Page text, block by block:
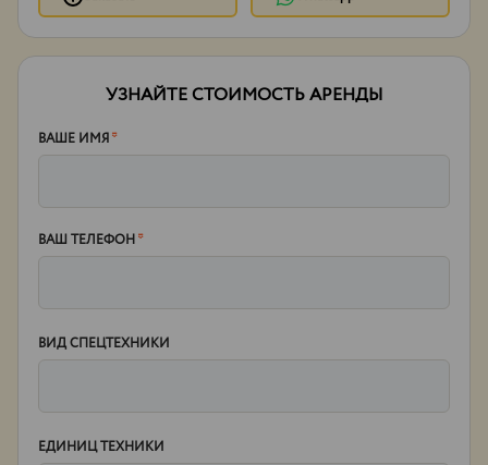
УЗНАЙТЕ СТОИМОСТЬ АРЕНДЫ
ВАШЕ ИМЯ*
ВАШ ТЕЛЕФОН*
ВИД СПЕЦТЕХНИКИ
ЕДИНИЦ ТЕХНИКИ